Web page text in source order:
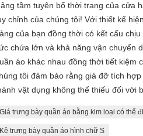
tầm tuyên bố thời trang của cửa
chỉnh của chúng tôi! Với thiết kế
của bạn đồng thời có kết cấu
chứa lớn và khả năng vận chuyển
áo khác nhau đồng thời tiết kiệm
tôi đảm bảo rằng giá đỡ tích
vật dụng không thể thiếu đối với
Giá trưng bày quần áo bằng kim loại có thể
Kệ trưng bày quần áo hình chữ S